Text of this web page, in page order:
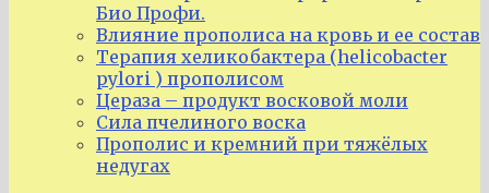
Био Профи.
Влияние прополиса на кровь и ее состав
Терапия хеликобактера (helicobacter
pylori ) прополисом
Цераза – продукт восковой моли
Сила пчелиного воска
Прополис и кремний при тяжёлых
недугах